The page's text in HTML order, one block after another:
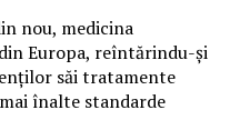
nou, medicina
Europa, reîntărindu-și
săi tratamente
înalte standarde